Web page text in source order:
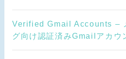
Verified Gmail Accounts –
グ向け認証済みGmailアカウ